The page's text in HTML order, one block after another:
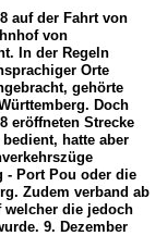
auf der Fahrt von
von
In der Regeln
Orte
gehörte
Doch
eröffneten Strecke
hatte aber
- Port Pou oder die
Zudem verband ab
welcher die jedoch
9. Dezember